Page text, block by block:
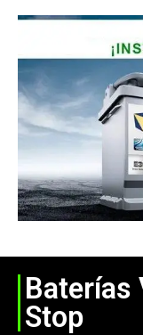
Baterías
Stop